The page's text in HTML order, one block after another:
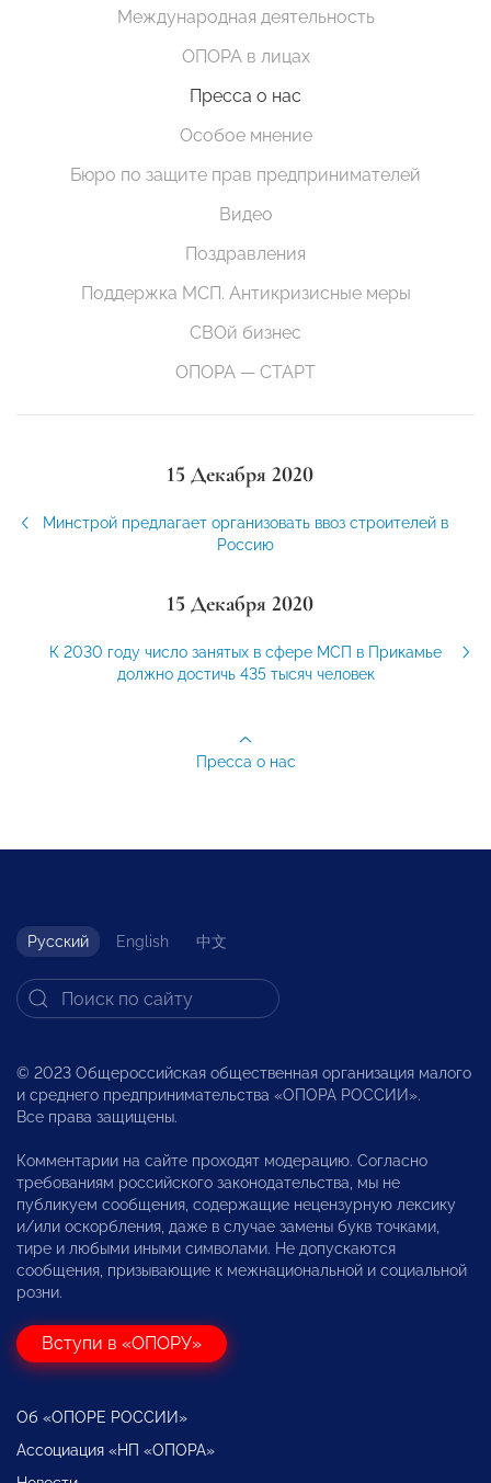
Международная деятельность
ОПОРА в лицах
Пресса о нас
Особое мнение
Бюро по защите прав предпринимателей
Видео
Поздравления
Поддержка МСП. Антикризисные меры
СВОй бизнес
ОПОРА — СТАРТ
15 Декабря 2020
Минстрой предлагает организовать ввоз строителей в
Россию
15 Декабря 2020
К 2030 году число занятых в сфере МСП в Прикамье
должно достичь 435 тысяч человек
Пресса о нас
Русский English 中文
© 2023 Общероссийская общественная организация малого
и среднего предпринимательства «ОПОРА РОССИИ».
Все права защищены.
Комментарии на сайте проходят модерацию. Согласно
требованиям российского законодательства, мы не
публикуем сообщения, содержащие нецензурную лексику
и/или оскорбления, даже в случае замены букв точками,
тире и любыми иными символами. Не допускаются
сообщения, призывающие к межнациональной и социальной
розни.
Вступи в «ОПОРУ»
Об «ОПОРЕ РОССИИ»
Ассоциация «НП «ОПОРА»